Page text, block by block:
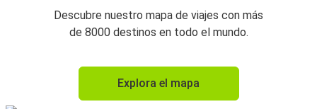
Descubre nuestro mapa de viajes con más
de 8000 destinos en todo el mundo.
Explora el mapa